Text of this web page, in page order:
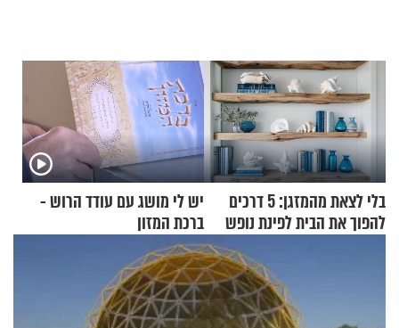
בלי לצאת מהמזגן: 5 דרכים
להפוך את הבית לפינת נופש
יש לי מושג עם עודד הרוש -
ברכת המזון